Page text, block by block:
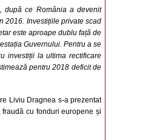
după ce România a devenit
2016. Investițiile private scad
este aproape dublu față de
Guvernului. Pentru a se
investiții la ultima rectificare
pentru 2018 deficit de
Liviu Dragnea s-a prezentat
cu fonduri europene și